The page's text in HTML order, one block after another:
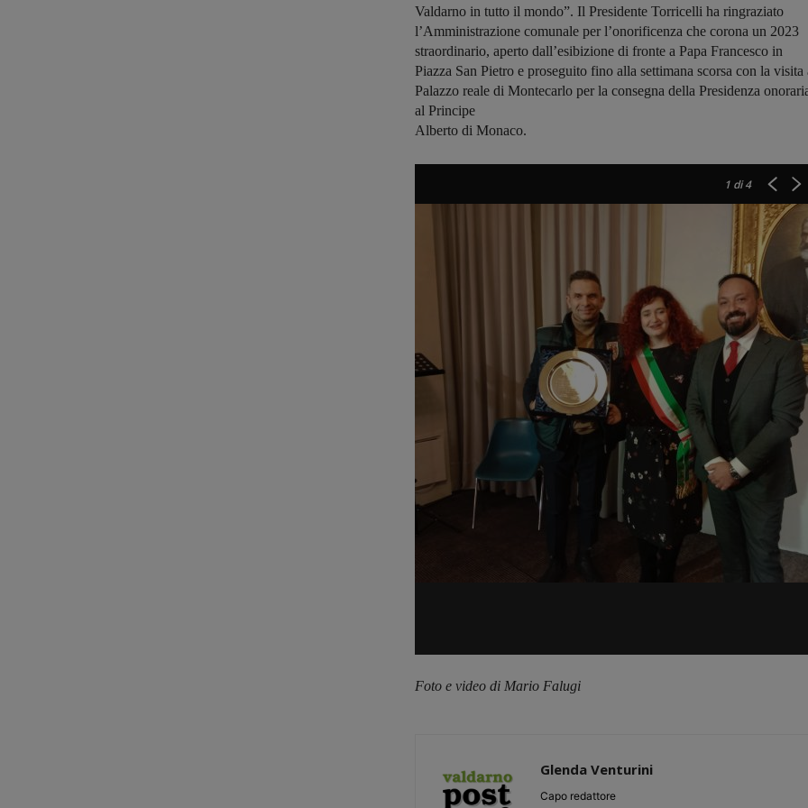
Valdarno in tutto il mondo”. Il Presidente Torricelli ha ringraziato
l’Amministrazione comunale per l’onorificenza che corona un 2023
straordinario, aperto dall’esibizione di fronte a Papa Francesco in
Piazza San Pietro e proseguito fino alla settimana scorsa con la visita
Palazzo reale di Montecarlo per la consegna della Presidenza
al Principe
Alberto di Monaco.
1 di 4
Foto e video di Mario Falugi
Glenda Venturini
Capo redattore